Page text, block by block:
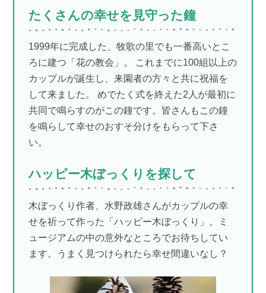
たくさんの幸せを見守った鐘
1999年に完成した、牧歌の里でも一番高いとこ
ろに建つ「花の教会」。 これまでに100組以上の
カップルが誕生し、来園者の方々と共に祝福を
して来ました。 めでたく式を終えた2人が最初に
共同で鳴らすのがこの鐘です。皆さんもこの鐘
を鳴らして幸せのおすそ分けをもらって下さ
い。
ハッピー木ぼっくりを探して
木ぼっくり作者、水野政雄さんがカップルの幸
せを祈って作った「ハッピー木ぼっくり」。ミ
ュージアムの中の意外なところでお待ちしてい
ます。うまく見つけられたら幸せ間違いなし？